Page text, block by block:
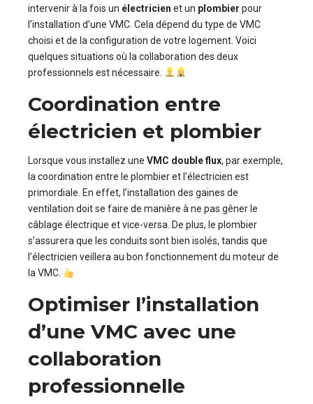
intervenir à la fois un électricien et un plombier pour
l’installation d’une VMC. Cela dépend du type de VMC
choisi et de la configuration de votre logement. Voici
quelques situations où la collaboration des deux
professionnels est nécessaire.
Coordination entre
électricien et plombier
Lorsque vous installez une VMC double flux, par exemple,
la coordination entre le plombier et l’électricien est
primordiale. En effet, l’installation des gaines de
ventilation doit se faire de manière à ne pas gêner le
câblage électrique et vice-versa. De plus, le plombier
s’assurera que les conduits sont bien isolés, tandis que
l’électricien veillera au bon fonctionnement du moteur de
la VMC.
Optimiser l’installation
d’une VMC avec une
collaboration
professionnelle